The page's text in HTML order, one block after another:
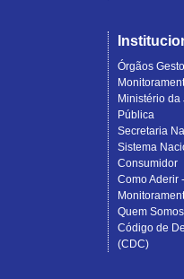
Órgãos
Ministério
Pública
Secretaria
Sistema
Consumidor
Como Aderir
Quem Somos
Código de
(CDC)